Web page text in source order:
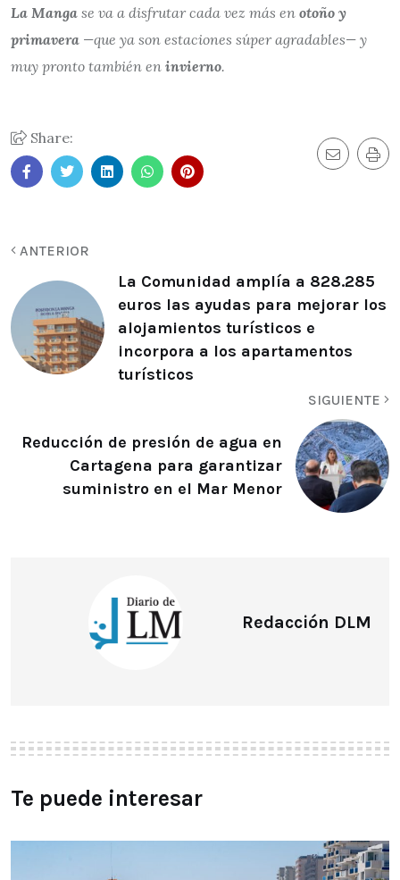
La Manga se va a disfrutar cada vez más en otoño y
primavera —que ya son estaciones súper agradables— y
muy pronto también en invierno.
Share:
ANTERIOR
La Comunidad amplía a 828.285
euros las ayudas para mejorar los
alojamientos turísticos e
incorpora a los apartamentos
turísticos
SIGUIENTE
Reducción de presión de agua en
Cartagena para garantizar
suministro en el Mar Menor
Redacción DLM
Te puede interesar